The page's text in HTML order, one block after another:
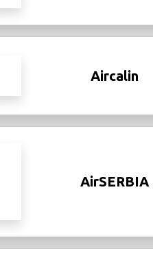
Aircalin
AirSERBIA